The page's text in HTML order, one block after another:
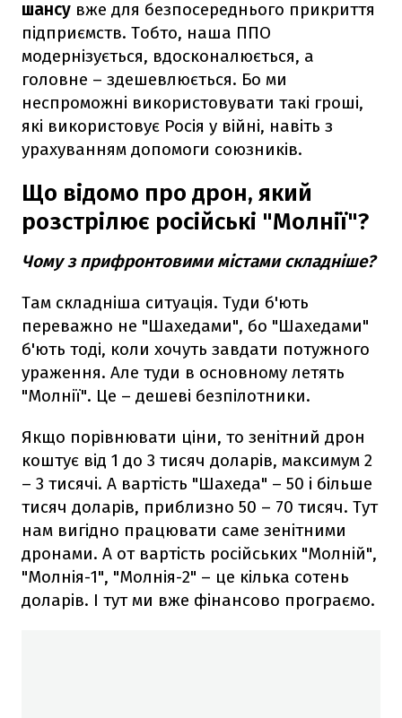
шансу вже для безпосереднього прикриття
підприємств. Тобто, наша ППО
модернізується, вдосконалюється, а
головне – здешевлюється. Бо ми
неспроможні використовувати такі гроші,
які використовує Росія у війні, навіть з
урахуванням допомоги союзників.
Що відомо про дрон, який
розстрілює російські "Молнії"?
Чому з прифронтовими містами складніше?
Там складніша ситуація. Туди б'ють
переважно не "Шахедами", бо "Шахедами"
б'ють тоді, коли хочуть завдати потужного
ураження. Але туди в основному летять
"Молнії". Це – дешеві безпілотники.
Якщо порівнювати ціни, то зенітний дрон
коштує від 1 до 3 тисяч доларів, максимум 2
– 3 тисячі. А вартість "Шахеда" – 50 і більше
тисяч доларів, приблизно 50 – 70 тисяч. Тут
нам вигідно працювати саме зенітними
дронами. А от вартість російських "Молній",
"Молнія-1", "Молнія-2" – це кілька сотень
доларів. І тут ми вже фінансово програємо.